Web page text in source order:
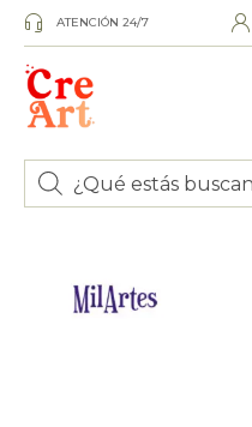
ATENCIÓN 24/7